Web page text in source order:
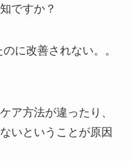
ですか？
に改善されない。。
ア方法が違ったり、
いということが原因